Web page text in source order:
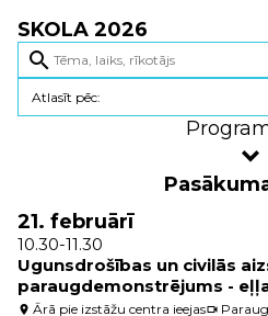
SKOLA 2026
search
21. februārī
10.30-11.30
Ugunsdrošības un civilās
paraugdemonstrējums -
location_on Ārā pie izstāžu centra ieejasvideocam